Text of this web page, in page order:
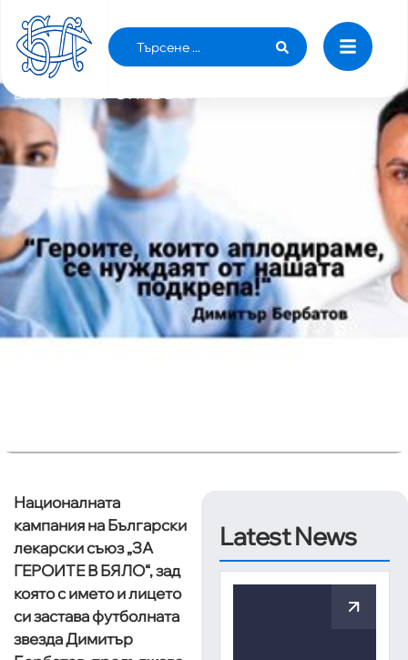
НАД 160 ДАРИТЕЛИ ПОДПОМОГНАХА С
ФИНАНСОВИ СРЕДСТВА КАМПАНИЯТА НА
БЛС „ЗА ГЕРОИТЕ В БЯЛО“
Националната
кампания на Български
лекарски съюз „ЗА
ГЕРОИТЕ В БЯЛО“, зад
която с името и лицето
си застава футболната
звезда Димитър
Latest News